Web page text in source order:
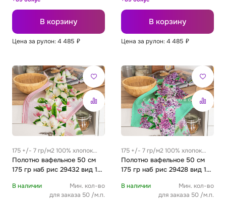
В корзину
Цена за рулон: 4 485 ₽
В корзину
Цена за рулон: 4 485 ₽
175 +/- 7 гр/м2 100% хлопок
0.35 м
Полотно вафельное 50 см
175 гр наб рис 29432 вид 1
В наличии
Мин. кол-во
для заказа 50 /м.п.
175 +/- 7 гр/м2 100% хлопок
0.35 м
Полотно вафельное 50 см
175 гр наб рис 29428 вид 1
В наличии
Мин. кол-во
для заказа 50 /м.п.